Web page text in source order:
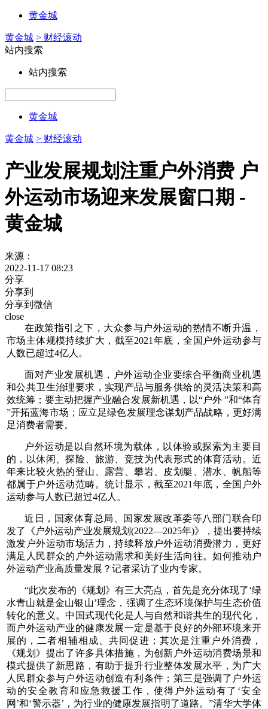
黄金城
黄金城 > 财经滚动
站内搜索
站内搜索
黄金城
黄金城 > 财经滚动
产业发展规划注重户外消费 户
外运动市场迎来发展窗口期 -
黄金城
来源：
2022-11-17 08:23
分享
分享到
分享到微信
close
在政策指引之下，大众参与户外运动的热情不断升温，
市场主体规模持续扩大，截至2021年底，全国户外运动参与
人数已超过4亿人。
面对产业发展机遇，户外运动企业要综合平衡商业机遇
和公共卫生治理要求，实现产品与服务供给的灵活决策和高
效统筹；要主动把握产业融合发展新机遇，以“户外 ”和“体育
”开拓蓝海市场；应立足绿色发展理念谋划产品战略，更好满
足消费者需要。
户外运动是以自然环境为载体，以体验或探索为主要目
的，以休闲、探险、旅游、竞技为代表形式的体育活动。近
年来比较火热的登山、露营、攀岩、皮划艇、潜水、帆船等
都属于户外运动范畴。统计显示，截至2021年底，全国户外
运动参与人数已超过4亿人。
近日，国家体育总局、国家发展改革委等八部门联合印
发了《户外运动产业发展规划(2022—2025年)》，提出要持续
激发户外运动市场活力，持续释放户外运动消费潜力，更好
满足人民群众的户外运动需求和美好生活向往。如何推动户
外运动产业高质量发展？记者采访了业内专家。
“此次发布的《规划》有三大亮点，首先是充分体现了‘绿
水青山就是金山银山’理念，强调了生态环境保护与生态价值
转化的意义。中国式现代化是人与自然和谐共生的现代化，
而户外运动产业的健康发展一定是基于良好的外部环境来开
展的，二者相辅相成、共同促进；其次是注重户外消费，
《规划》提出了许多具体措施，为创新户外运动消费场景和
模式提供了新思路，有助于提升行业整体发展水平，为广大
人民群众参与户外运动创造有利条件；第三是强调了户外运
动的安全教育和应急救援工作，使得户外运动有了‘安全
网’和‘警示器’，为行业的健康发展指明了道路。”清华大学体